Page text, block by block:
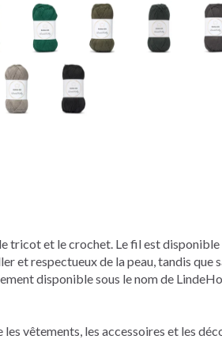
et le crochet. Le fil est disponible
et respectueux de la peau, tandis
disponible sous le nom de
vêtements, les accessoires et les